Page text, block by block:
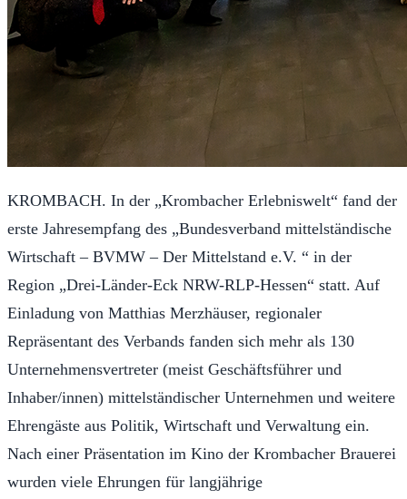
KROMBACH. In der „Krombacher Erlebniswelt“ fand der
erste Jahresempfang des „Bundesverband mittelständische
Wirtschaft – BVMW – Der Mittelstand e.V. “ in der
Region „Drei-Länder-Eck NRW-RLP-Hessen“ statt. Auf
Einladung von Matthias Merzhäuser, regionaler
Repräsentant des Verbands fanden sich mehr als 130
Unternehmensvertreter (meist Geschäftsführer und
Inhaber/innen) mittelständischer Unternehmen und weitere
Ehrengäste aus Politik, Wirtschaft und Verwaltung ein.
Nach einer Präsentation im Kino der Krombacher Brauerei
wurden viele Ehrungen für langjährige